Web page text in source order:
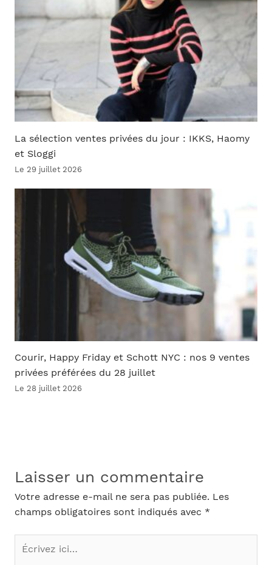
La sélection ventes privées du jour : IKKS, Haomy
et Sloggi
Le 29 juillet 2026
Courir, Happy Friday et Schott NYC : nos 9 ventes
privées préférées du 28 juillet
Le 28 juillet 2026
Laisser un commentaire
Votre adresse e-mail ne sera pas publiée. Les
champs obligatoires sont indiqués avec *
Écrivez